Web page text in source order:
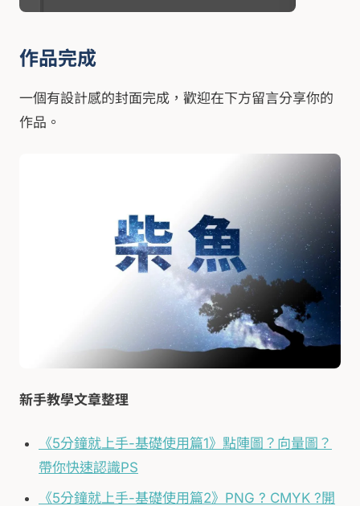
作品完成
一個有設計感的封面完成，歡迎在下方留言分享你的
作品。
新手教學文章整理
《5分鐘就上手-基礎使用篇1》點陣圖？向量圖？
帶你快速認識PS
《5分鐘就上手-基礎使用篇2》PNG ? CMYK ?開